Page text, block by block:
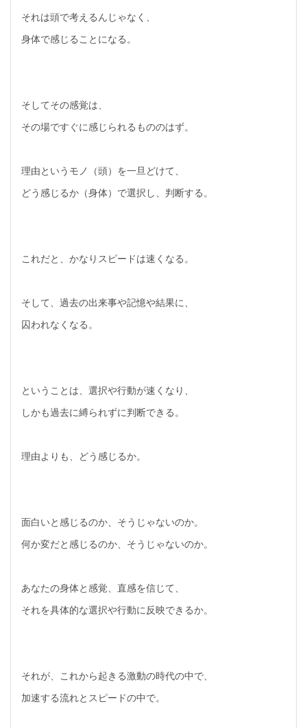
それは頭で考えるんじゃなく、
身体で感じることになる。
そしてその感覚は、
その場ですぐに感じられるもののはず。
理由というモノ（頭）を一旦どけて、
どう感じるか（身体）で選択し、判断する。
これだと、かなりスピードは速くなる。
そして、過去の出来事や記憶や結果に、
囚われなくなる。
ということは、選択や行動が速くなり、
しかも過去に縛られずに判断できる。
理由よりも、どう感じるか。
面白いと感じるのか、そうじゃないのか。
何か変だと感じるのか、そうじゃないのか。
あなたの身体と感覚、直感を信じて、
それを具体的な選択や行動に反映できるか。
それが、これから起きる激動の時代の中で、
加速する流れとスピードの中で。